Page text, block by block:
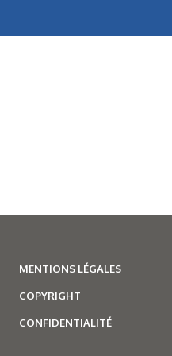
MENTIONS LÉGALES
COPYRIGHT
CONFIDENTIALITÉ